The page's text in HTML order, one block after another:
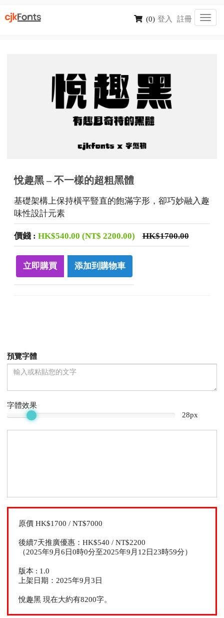
登入 註冊
(0)
悅趣黑 – 不一樣的超粗黑體
基礎架構上保持橫平豎直的飽滿字形，卻巧妙融入趣
味性設計元素
價錢 : HK$540.00 (NT$ 2200.00) HK$1700.00
立即購買 添加到購物車
預覽字體
字體效果
28px
原價 HK$1700 / NT$7000
後續7天推廣優惠：HK$540 / NT$2200
（2025年9月6日0時0分至2025年9月12日23時59分）
版本 : 1.0
上架日期：2025年9月3日
悅趣黑 現在大約有8200字。